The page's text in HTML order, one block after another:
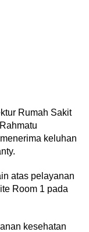
Rumah Sakit
keluhan
atas pelayanan
Room 1 pada
kesehatan